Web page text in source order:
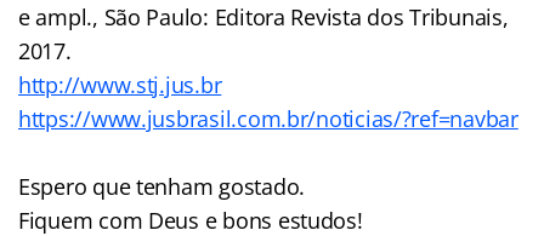
e ampl., São Paulo: Editora Revista dos Tribunais,
2017.
http://www.stj.jus.br
https://www.jusbrasil.com.br/noticias/?ref=navbar
Espero que tenham gostado.
Fiquem com Deus e bons estudos!